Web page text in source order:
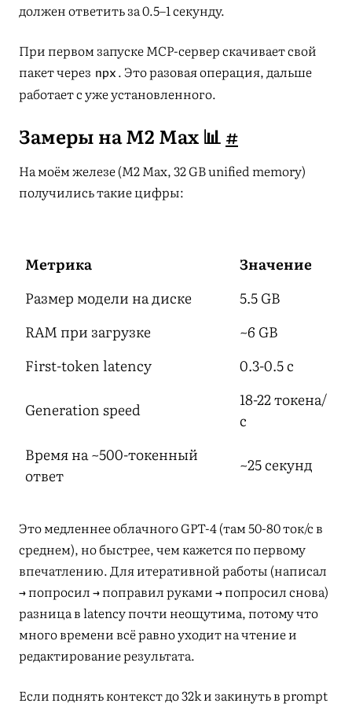
должен ответить за 0.5–1 секунду.
При первом запуске MCP-сервер скачивает свой
пакет через npx . Это разовая операция, дальше
работает с уже установленного.
Замеры на M2 Max 📊 #
На моём железе (M2 Max, 32 GB unified memory)
получились такие цифры:
Метрика
Значение
Размер модели на диске
5.5 GB
RAM при загрузке
~6 GB
First-token latency
0.3-0.5 с
Generation speed
18-22 токена/
с
Время на ~500-токенный
ответ
~25 секунд
Это медленнее облачного GPT-4 (там 50-80 ток/с в
среднем), но быстрее, чем кажется по первому
впечатлению. Для итеративной работы (написал
→ попросил → поправил руками → попросил снова)
разница в latency почти неощутима, потому что
много времени всё равно уходит на чтение и
редактирование результата.
Если поднять контекст до 32k и закинуть в prompt